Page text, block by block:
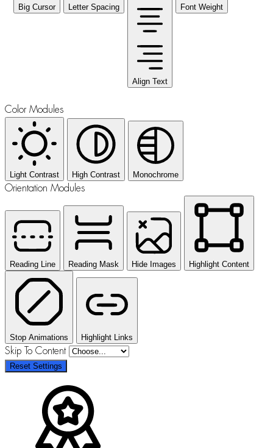
Big Cursor Letter Spacing
Align Text
Font Weight
Color Modules
Light Contrast High Contrast Monochrome
Orientation Modules
Reading Line Reading Mask Hide Images Highlight Content
Stop Animations Highlight Links
Skip To Content
Reset Settings